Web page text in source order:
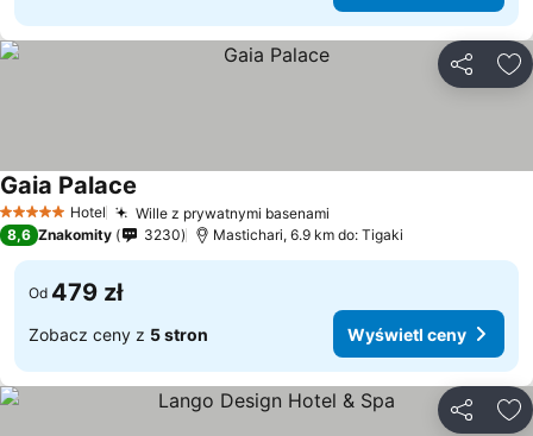
5 KategoriaHotel Wille z prywatnymi basenami
Gaia Palace
8,6 Znakomity 3230 Mastichari, 6.9 km do: Tigaki
Od 479 zł
Zobacz ceny z 5 stron Wyświetl ceny